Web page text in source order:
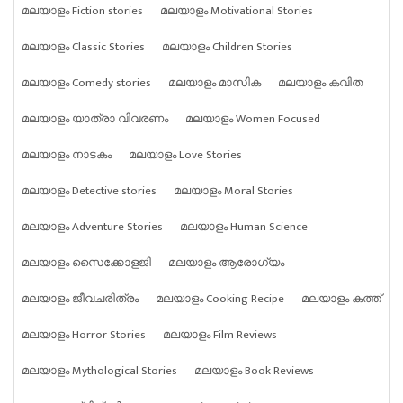
മലയാളം Fiction stories
മലയാളം Motivational Stories
മലയാളം Classic Stories
മലയാളം Children Stories
മലയാളം Comedy stories
മലയാളം മാസിക
മലയാളം കവിത
മലയാളം യാത്രാ വിവരണം
മലയാളം Women Focused
മലയാളം നാടകം
മലയാളം Love Stories
മലയാളം Detective stories
മലയാളം Moral Stories
മലയാളം Adventure Stories
മലയാളം Human Science
മലയാളം സൈക്കോളജി
മലയാളം ആരോഗ്യം
മലയാളം ജീവചരിത്രം
മലയാളം Cooking Recipe
മലയാളം കത്ത്
മലയാളം Horror Stories
മലയാളം Film Reviews
മലയാളം Mythological Stories
മലയാളം Book Reviews